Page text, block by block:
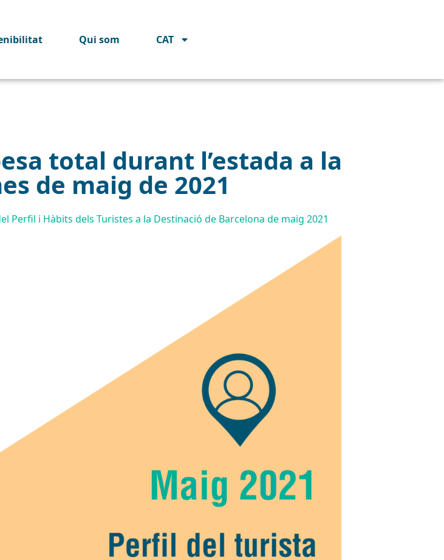
Qui som CAT
total durant l’estada a la
de maig de 2021
Perfil i Hàbits dels Turistes a la Destinació de Barcelona de maig 2021